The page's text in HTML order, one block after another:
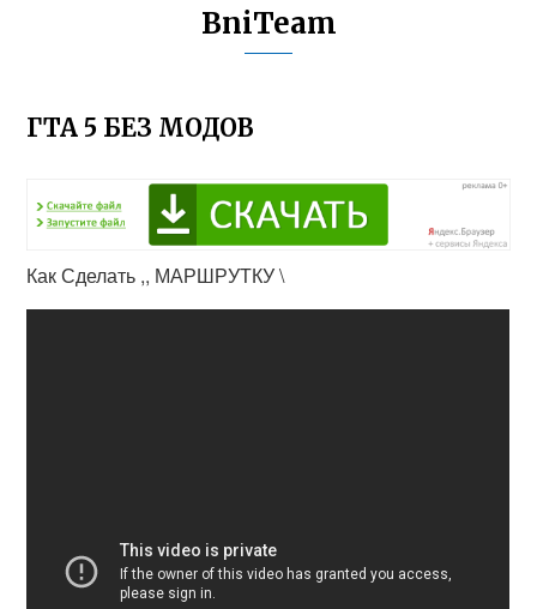
BniTeam
ГТА 5 БЕЗ МОДОВ
Как Сделать ,, МАРШРУТКУ \